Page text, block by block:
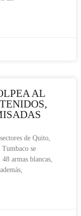
AL
de Quito,
se
armas blancas,